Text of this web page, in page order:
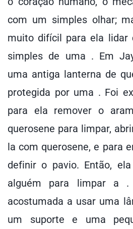
com um simples olhar;
muito difícil para ela lidar
simples de uma . Em
uma antiga lanterna de
protegida por uma . Foi
para ela remover o
querosene para limpar,
la com querosene, e para
definir o pavio. Então,
alguém para limpar a
acostumada a usar uma
um suporte e uma